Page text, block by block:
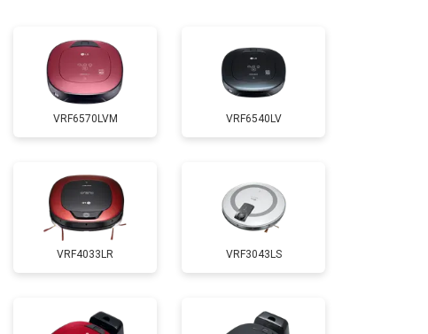
VRF6570LVM VRF6540LV
VRF4033LR VRF3043LS